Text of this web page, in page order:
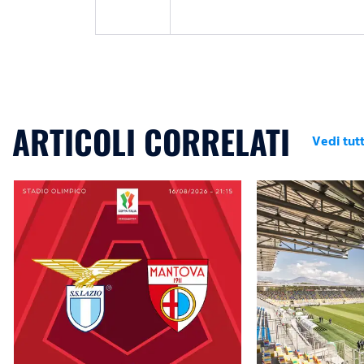
ARTICOLI CORRELATI Vedi